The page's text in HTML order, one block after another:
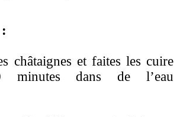
châtaignes et faites les cuire
minutes dans de l’eau